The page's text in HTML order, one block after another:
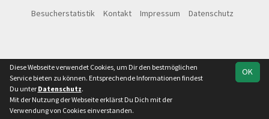
Besucherstatistik Kontakt Impressum Datenschutz
OK
Diese Webseite verwendet Cookies, um Dir den bestmöglichen
Service bieten zu können. Entsprechende Informationen findest
Du unter Datenschutz.
Mit der Nutzung der Webseite erklärst Du Dich mit der
Verwendung von Cookies einverstanden.